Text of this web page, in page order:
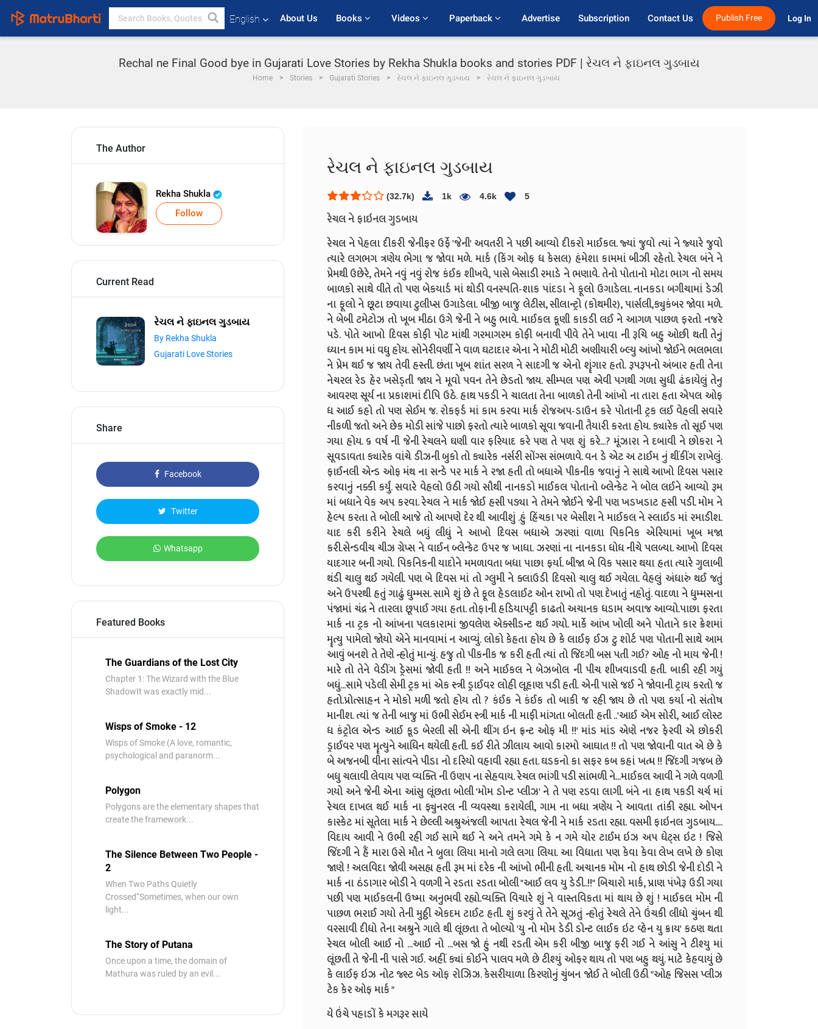
English About Us Books Videos Paperback Advertise Subscription Contact Us Publish Free Log In
Rechal ne Final Good bye in Gujarati Love Stories by Rekha Shukla books and stories PDF | રેચલ ને ફાઇનલ ગુડબાય
Home Stories Gujarati Stories રેચલ ને ફાઇનલ ગુડબાય રેચલ ને ફાઇનલ ગુડબાય
The Author
Rekha Shukla
Follow
Current Read
રેચલ ને ફાઇનલ ગુડબાય
By Rekha Shukla
Gujarati Love Stories
Share
Facebook
Twitter
Whatsapp
Featured Books
The Guardians of the Lost City
Chapter 1: The Wizard with the Blue
ShadowIt was exactly mid...
Wisps of Smoke - 12
Wisps of Smoke (A love, romantic,
psychological and paranorm...
Polygon
Polygons are the elementary shapes that
create the framework...
The Silence Between Two People -
2
When Two Paths Quietly
Crossed“Sometimes, when our own
light...
The Story of Putana
Once upon a time, the domain of
Mathura was ruled by an evil...
રેચલ ને ફાઇનલ ગુડબાય
(32.7k) 1k 4.6k 5
રેચલ ને ફાઇનલ ગુડબાય
રેચલ ને પેહલા દીકરી જેનીફર ઉર્ફે 'જેની' અવતરી ને પછી આવ્યો દીકરો માઈકલ. જ્યાં જુવો ત્યાં ને જ્યારે જુવો
ત્યારે લગભગ ત્રણેય ભેગા જ જોવા મળે. માર્ક (કિંગ ઓફ ધ કેસલ) હંમેશા કામમાં બીઝી રહેતો. રેચલ બંને ને
પ્રેમથી ઉછેરે, તેમને નવું નવું રોજ કંઈક શીખવે, પાસે બેસાડી રમાડે ને ભણાવે. તેનો પોતાનો મોટા ભાગ નો સમય
બાળકો સાથે વીતે તો પણ બેકયાર્ડ માં થોડી વનસ્પતિ-શાક પાંદડા ને ફૂલો ઉગાડેલા. નાનકડા બગીચામાં ડેઝી
ના ફૂલો ને છૂટા છવાયા ટુલીપ્સ ઉગાડેલા. બીજી બાજુ લેટીસ, સીલાન્ટ્રો (કોથમીર), પાર્સલી,ક્યુકંબર જોવા મળે.
ને બેબી ટમેટોઝ તો ખૂબ મીઠા ઉગે જેની ને બહુ ભાવે. માઈકલ કૂણી કાકડી લઈ ને આગળ પાછળ ફરતો નજરે
પડે. પોતે આખો દિવસ કોફી પોટ માંથી ગરમાગરમ કોફી બનાવી પીવે તેને ખાવા ની રૂચિ બહુ ઓછી થતી તેનું
ધ્યાન કામ માં વધુ હોય. સોનેરીવર્ણી ને વાળ ઘટાદાર એના ને મોટી મોટી અણીયારી બ્લ્યુ આંખો જોઈને ભલભલા
ને પ્રેમ થઈ જ જાય તેવી હસ્તી. છંતા ખૂબ શાંત સરળ ને સાદગી જ એનો શૄંગાર હતો. રૂપરૂપનો અંબાર હતી તેના
નેચરલ રેડ હેર ખસેડ્તી જાય ને મૂવો પવન તેને છેડતો જાય. સીમ્પલ પણ એવી પગથી ગળા સુધી ઢંકાયેલું તેનુ
આવરણ સૂર્ય ના પ્રકાશમાં દીપિ ઉઠે. હાથ પકડી ને ચાલતા તેના બાળકો તેની આંખો ના તારા હતા એપલ ઓફ
ધ આઈ કહો તો પણ સેઈમ જ. રોકફર્ડ માં કામ કરવા માર્ક રોજઅપ-ડાઉન કરે પોતાની ટ્રક લઈ વેહલી સવારે
નીકળી જતો અને છેક મોડી સાંજે પાછો ફરતો ત્યારે બાળકો સૂવા જવાની તૈયારી કરતા હોય. ક્યારેક તો સૂઈ પણ
ગયા હોય. ૬ વર્ષ ની જેની રેચલને ઘણી વાર ફરિયાદ કરે પણ તે પણ શું કરે...? મૂંઝારા ને દબાવી ને છોકરા ને
સૂવડાવતા ક્યારેક વાંચે ડીઝની બુકો તો ક્યારેક નર્સરી સોંગ્સ સંભળાવે. વન ડે એટ અ ટાઈમ નું થીંકીંગ રાખેલું.
ફાઈનલી એન્ડ ઓફ મંથ ના સન્ડે પર માર્ક ને રજા હતી તો બધાએ પીકનીક જવાનું ને સાથે આખો દિવસ પસાર
કરવાનું નક્કી કર્યું. સવારે વેહલો ઉઠી ગયો સૌથી નાનકડો માઈકલ પોતાનો બ્લેન્કેટ ને બોલ લઈને આવ્યો રૂમ
માં બધાને વેક અપ કરવા. રેચલ ને માર્ક જોઈ હસી પડ્યા ને તેમને જોઈને જેની પણ ખડખડાટ હસી પડી. મોમ ને
હેલ્પ કરતા તે બોલી આજે તો આપણે દેર થી આવીશું .હું હિંચકા પર બેસીશ ને માઈકલ ને સ્લાઈડ માં રમાડીશ.
યાદ કરી કરીને રેચલે બધું લીધું ને આખો દિવસ બધાએ ઝરણાં વાળા પિકનિક એરિયામાં ખૂબ મજા
કરી.સેન્ડવીચ ચીઝ ગ્રેપ્સ ને વાઈન બ્લેન્કેટ ઉપર જ ખાધા. ઝરણાં ના નાનકડા ધોધ નીચે પલળ્યા. આખો દિવસ
યાદગાર બની ગયો. પિકનિકની યાદોને મમળાવતા બધા પાછા ફર્યા. બીજા બે વિક પસાર થયા હતા ત્યારે ગુલાબી
થંડી ચાલુ થઈ ગયેલી. પણ બે દિવસ માં તો ગ્લુમી ને ક્લાઉડી દિવસો ચાલુ થઈ ગયેલા. વેહલું અંધારું થઈ જતું
અને ઉપરથી હતું ગાઢું ધુમ્મસ. સામે શું છે તે ફૂલ હેડલાઈટ ઓન રાખો તો પણ દેખાતું નહોતું. વાદળા ને ધુમ્મસના
પંજામાં ચંદ્ર ને તારલા છૂપાઈ ગયા હતા. તોફાની હડિયાપટ્ટી કાઢતો અચાનક ધડામ અવાજ આવ્યો.પાછા ફરતા
માર્ક ના ટ્રક નો આંખના પલકારામાં જીવલેણ એક્સીડન્ટ થઈ ગયો. માર્કે આંખ ખોલી અને પોતાને કાર ક્રેશમાં
મૄત્યુ પામેલો જોયો એને માનવામાં ન આવ્યું. લોકો કેહતા હોય છે કે લાઈફ ઈઝ ટુ શોર્ટ પણ પોતાની સાથે આમ
આવું બનશે તે તેણે ન્હોતું માન્યું. હજુ તો પીકનીક જ કરી હતી ત્યાં તો જિંદગી બસ પતી ગઈ? ઓહ નો માય જેની !
મારે તો તેને વેડીંગ ડ્રેસમાં જોવી હતી !! અને માઈકલ ને બેઝબોલ ની પીચ શીખવાડવી હતી. બાકી રહી ગયું
બધું...સામે પડેલી સેમી ટ્રક માં એક સ્ત્રી ડ્રાઈવર લોહી લૂહાણ પડી હતી. એની પાસે જઈ ને જોવાની ટ્રાય કરતો જ
હતો.પ્રોત્સાહન ને મોકો મળી જતો હોય તો ? કંઈક ને કંઈક તો બાકી જ રહી જાય છે તો પણ કર્યા નો સંતોષ
માનીશ. ત્યાં જ તેની બાજુ માં ઉભી સેઈમ સ્ત્રી માર્ક ની માફી માંગતા બોલતી હતી ..'આઈ એમ સોરી, આઈ લોસ્ટ
ધ કંટ્રોલ એન્ડ આઈ કૂડ બેરલી સી એની થીંગ ઇન ફ્રન્ટ ઓફ મી !!' માંડ માંડ એણે નજર ફેરવી એ છોકરી
ડ્રાઈવર પણ મૄત્યુને આધિન થયેલી હતી. કઈ રીતે ઝીલાય આવો કારમો આઘાત !! તો પણ જોવાની વાત એ છે કે
બે અજનબી વીના સાંત્વને પીડા નો દરિયો વહાવી રહ્યા હતા. ઘડકનો કા સફર કબ કહાં ખત્મ !! જિંદગી ગજબ છે
બધુ ચલાવી લેવાય પણ વ્યક્તિ ની ઉણપ ના સેહવાય. રેચલ ભાંગી પડી સાંભળી ને...માઈકલ આવી ને ગળે વળગી
ગયો અને જેની એના આંસુ લૂંછતા બોલી 'મોમ ડોન્ટ પ્લીઝ' ને તે પણ રડવા લાગી. બંને ના હાથ પકડી ચર્ચ માં
રેચલ દાખલ થઈ માર્ક ના ફ્યુનરલ ની વ્યવસ્થા કરાયેલી, ગામ ના બધા ત્રણેય ને આવતા તાંકી રહ્યા. ઓપન
કાસ્કેટ માં સૂતેલા માર્ક ને છેલ્લી અશ્રુઅંજલી આપતા રેચલ જેની ને માર્ક રડતા રહ્યા. વસમી ફાઇનલ ગુડબાય....
વિદાય આવી ને ઉભી રહી ગઈ સામે થઈ ને અને તમને ગમે કે ન ગમે યોર ટાઈમ ઇઝ અપ ધેટ્સ ઇટ ! જિસે
જિંદગી ને હૈં મારા ઉસે મૌત ને બુલા લિયા માનો ગલે લગા લિયા. આ વિધાતા પણ કેવા કેવા લેખ લખે છે કોણ
જાણે ! અલવિદા જોવી અસહ્ય હતી રૂમ માં દરેક ની આંખો ભીની હતી. અચાનક મોમ નો હાથ છોડી જેની દોડી ને
માર્ક ના ઠંડાગાર બોડી ને વળગી ને રડતા રડતા બોલી "આઈ લવ યુ ડેડી..!!" બિચારો માર્ક, પ્રાણ પંખેરૂ ઉડી ગયા
પછી પણ માઈકલની ઉષ્મા અનુભવી રહ્યો.વ્યક્તિ વિચારે શું ને વાસ્તવિકતા માં થાય છે શું ! માઈકલ મોમ ની
પાછળ ભરાઈ ગયો તેની મુઠ્ઠી એકદમ ટાઈટ હતી. શું કરવું તે તેને સૂઝતું ન્હોતું રેચલે તેને ઉંચકી લીધો ચુંબન થી
વરસાવી દીધો તેના અશ્રુને ગાલે થી લૂંછતા તે બોલ્યો 'યુ નો મોમ ડેડી ડોન્ટ લાઈક ઇટ વ્હેન યુ ક્રાય' કઠણ થતા
રેચલ બોલી આઈ નો ...આઈ નો ...બસ જો હું નથી રડતી એમ કરી બીજી બાજુ ફરી ગઈ ને આંસુ ને ટીશ્યુ માં
લૂંછતી તે જેની ની પાસે ગઈ. અહીં ક્યાં કોઈને પાલવ મળે છે ટીશ્યું ઓફર થાય તો પણ બહુ થયું. માટે કેહવાયું છે
કે લાઈફ ઇઝ નોટ જ્સ્ટ બેડ ઓફ રોઝિઝ. કેસરીયાળા કિરણોનું ચુંબન જોઈ તે બોલી ઉઠી "ઓહ જિસસ પ્લીઝ
ટેક કેર ઓફ માર્ક "
યે ઉંચે પહાડોં કે મગરૂર સાયે